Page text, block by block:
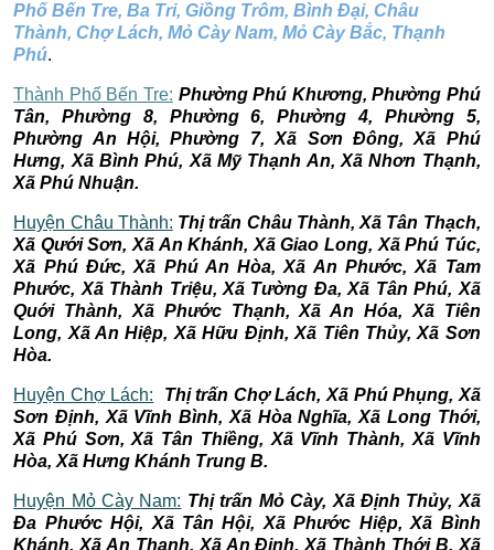
Phố Bến Tre, Ba Tri, Giồng Trôm, Bình Đại, Châu
Thành, Chợ Lách, Mỏ Cày Nam, Mỏ Cày Bắc, Thạnh
Phú.
Thành Phố Bến Tre: Phường Phú Khương, Phường Phú
Tân, Phường 8, Phường 6, Phường 4, Phường 5,
Phường An Hội, Phường 7, Xã Sơn Đông, Xã Phú
Hưng, Xã Bình Phú, Xã Mỹ Thạnh An, Xã Nhơn Thạnh,
Xã Phú Nhuận.
Huyện Châu Thành: Thị trấn Châu Thành, Xã Tân Thạch,
Xã Qưới Sơn, Xã An Khánh, Xã Giao Long, Xã Phú Túc,
Xã Phú Đức, Xã Phú An Hòa, Xã An Phước, Xã Tam
Phước, Xã Thành Triệu, Xã Tường Đa, Xã Tân Phú, Xã
Quới Thành, Xã Phước Thạnh, Xã An Hóa, Xã Tiên
Long, Xã An Hiệp, Xã Hữu Định, Xã Tiên Thủy, Xã Sơn
Hòa.
Huyện Chợ Lách:
Thị trấn Chợ Lách, Xã Phú Phụng, Xã
Sơn Định, Xã Vĩnh Bình, Xã Hòa Nghĩa, Xã Long Thới,
Xã Phú Sơn, Xã Tân Thiềng, Xã Vĩnh Thành, Xã Vĩnh
Hòa, Xã Hưng Khánh Trung B.
Huyện Mỏ Cày Nam: Thị trấn Mỏ Cày, Xã Định Thủy, Xã
Đa Phước Hội, Xã Tân Hội, Xã Phước Hiệp, Xã Bình
Khánh, Xã An Thạnh, Xã An Định, Xã Thành Thới B, Xã